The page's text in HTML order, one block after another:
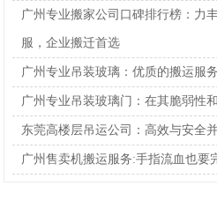
广州专业搬家公司口碑排行榜：力
服，企业搬迁首选
广州专业吊装玻璃：优质的搬运服务
广州专业吊装玻璃门：在其脆弱性
东莞高楼层吊运公司：高效与安全
广州售卖机搬运服务:手指流血也要